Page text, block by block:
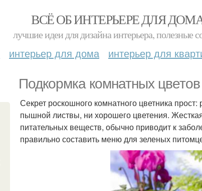
ВСЁ ОБ ИНТЕРЬЕРЕ ДЛЯ
лучшие идеи для дизайна интерьера, полезные
интерьер для дома интерьер для
Подкормка комнатных
Секрет роскошного комнатного цветника
пышной листвы, ни хорошего цветения.
питательных веществ, обычно приводит к
правильно составить меню для зеленых